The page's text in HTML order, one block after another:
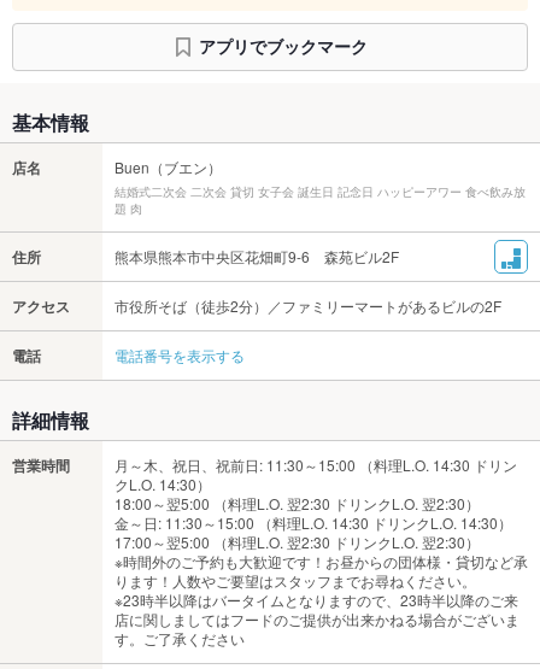
アプリでブックマーク
基本情報
店名 Buen（ブエン）
結婚式二次会 二次会 貸切 女子会 誕生日 記念日 ハッピーアワー 食べ飲み放
題 肉
住所 熊本県熊本市中央区花畑町9-6 森苑ビル2F
アクセス 市役所そば（徒歩2分）／ファミリーマートがあるビルの2F
電話 電話番号を表示する
詳細情報
営業時間
月～木、祝日、祝前日: 11:30～15:00 （料理L.O. 14:30 ドリン
クL.O. 14:30）
18:00～翌5:00 （料理L.O. 翌2:30 ドリンクL.O. 翌2:30）
金～日: 11:30～15:00 （料理L.O. 14:30 ドリンクL.O. 14:30）
17:00～翌5:00 （料理L.O. 翌2:30 ドリンクL.O. 翌2:30）
※時間外のご予約も大歓迎です！お昼からの団体様・貸切など承
ります！人数やご要望はスタッフまでお尋ねください。
※23時半以降はバータイムとなりますので、23時半以降のご来
店に関しましてはフードのご提供が出来かねる場合がございま
す。ご了承ください